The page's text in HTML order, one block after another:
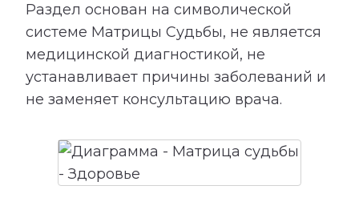
Раздел основан на символической
системе Матрицы Судьбы, не является
медицинской диагностикой, не
устанавливает причины заболеваний и
не заменяет консультацию врача.